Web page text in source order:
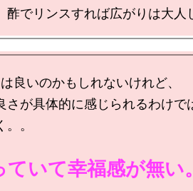
良いのかもしれないけれど、
さが具体的に感じられるわけで
。。
ていて幸福感が無い